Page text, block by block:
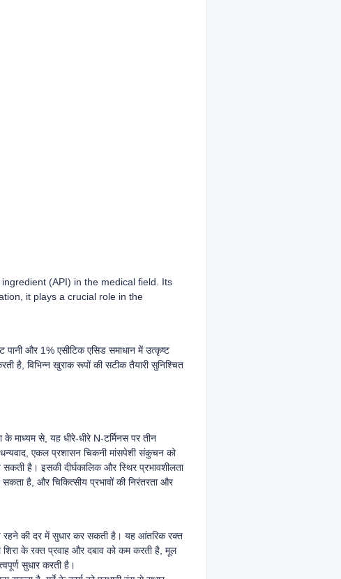
(API) in the medical field. Its
it plays a crucial role in the
और 1% एसीटिक एसिड समाधान में उत्कृष्ट
है, विभिन्न खुराक रूपों की सटीक तैयारी सुनिश्चित
माध्यम से, यह धीरे-धीरे N-टर्मिनस पर तीन
धन्यवाद, एकल प्रशासन चिकनी मांसपेशी संकुचन को
है। इसकी दीर्घकालिक और स्थिर प्रभावशीलता
है, और चिकित्सीय प्रभावों की निरंतरता और
रहने की दर में सुधार कर सकती है। यह आंतरिक रक्त
के रक्त प्रवाह और दबाव को कम करती है, मूल
सुधार करती है।